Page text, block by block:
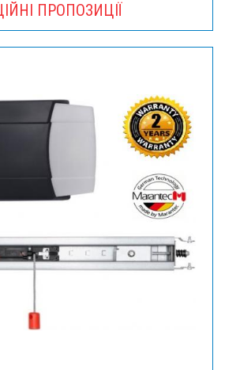
ПРОПОЗИЦІЇ